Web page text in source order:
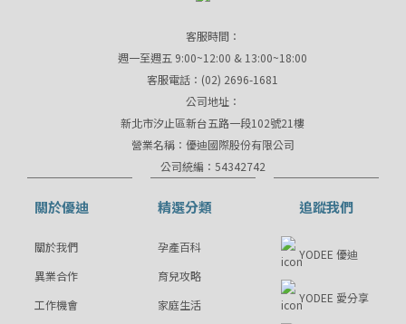
客服時間：
週一至週五 9:00~12:00 & 13:00~18:00
客服電話：(02) 2696-1681
公司地址：
新北市汐止區新台五路一段102號21樓
營業名稱：優迪國際股份有限公司
公司統編：54342742
關於優迪
關於我們
異業合作
工作機會
精選分類
孕產百科
育兒攻略
家庭生活
追蹤我們
YODEE 優迪
YODEE 愛分享